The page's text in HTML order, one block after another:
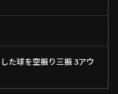
た球を空振り三振 3アウ